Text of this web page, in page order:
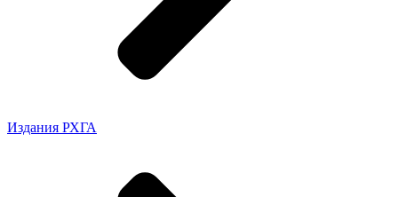
Издания РХГА